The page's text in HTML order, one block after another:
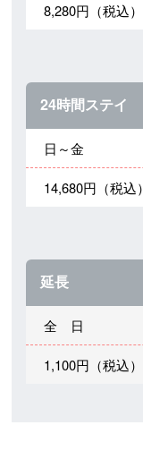
8,280円（税込）
24時間ステイ
日～金
14,680円（税込）
延長
全 日
1,100円（税込）